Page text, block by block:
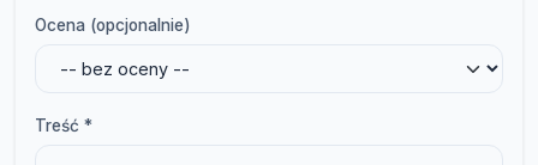
Ocena (opcjonalnie)
Treść *